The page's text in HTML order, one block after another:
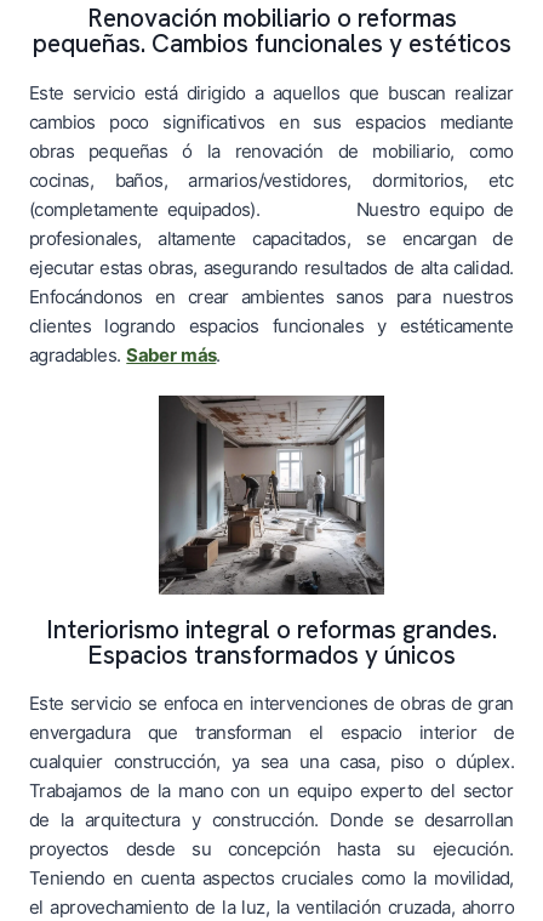
Renovación mobiliario o reformas
pequeñas. Cambios funcionales y estéticos
Este servicio está dirigido a aquellos que buscan realizar
cambios poco significativos en sus espacios mediante
obras pequeñas ó la renovación de mobiliario, como
cocinas, baños, armarios/vestidores, dormitorios, etc
(completamente equipados). Nuestro equipo de
profesionales, altamente capacitados, se encargan de
ejecutar estas obras, asegurando resultados de alta calidad.
Enfocándonos en crear ambientes sanos para nuestros
clientes logrando espacios funcionales y estéticamente
agradables.Saber más.
Interiorismo integral o reformas grandes.
Espacios transformados y únicos
Este servicio se enfoca en intervenciones de obras de gran
envergadura que transforman el espacio interior de
cualquier construcción, ya sea una casa, piso o dúplex.
Trabajamos de la mano con un equipo experto del sector
de la arquitectura y construcción. Donde se desarrollan
proyectos desde su concepción hasta su ejecución.
Teniendo en cuenta aspectos cruciales como la movilidad,
el aprovechamiento de la luz, la ventilación cruzada, ahorro